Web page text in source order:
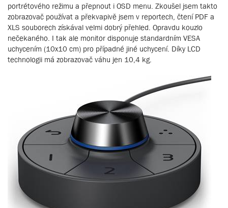
portrétového režimu a přepnout i OSD menu. Zkoušel jsem takto
zobrazovač používat a překvapivě jsem v reportech, čtení PDF a
XLS souborech získával velmi dobrý přehled. Opravdu kouzlo
nečekaného. I tak ale monitor disponuje standardním VESA
uchycením (10x10 cm) pro případné jiné uchycení. Díky LCD
technologii má zobrazovač váhu jen 10,4 kg.